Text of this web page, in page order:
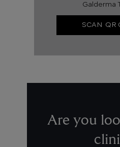
Galderma
SCAN QR
Are you